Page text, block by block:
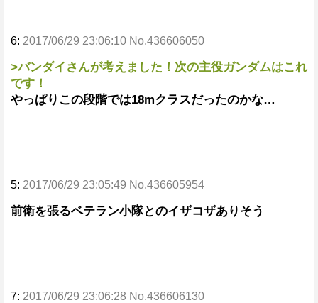
6: 2017/06/29 23:06:10 No.436606050
>バンダイさんが考えました！次の主役ガンダムはこれ
です！
やっぱりこの段階では18mクラスだったのかな…
5: 2017/06/29 23:05:49 No.436605954
前衛を張るベテラン小隊とのイザコザありそう
7: 2017/06/29 23:06:28 No.436606130